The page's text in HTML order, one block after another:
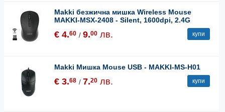
Makki безжична мишка Wireless Mouse
MAKKI-MSX-2408 - Silent, 1600dpi, 2.4G
€ 4.60 / 9.00 лв. купи
Makki Мишка Mouse USB - MAKKI-MS-H01
€ 3.68 / 7.20 лв. купи